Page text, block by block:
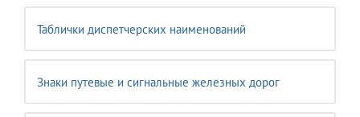
Таблички диспетчерских наименований
Знаки путевые и сигнальные железных дорог